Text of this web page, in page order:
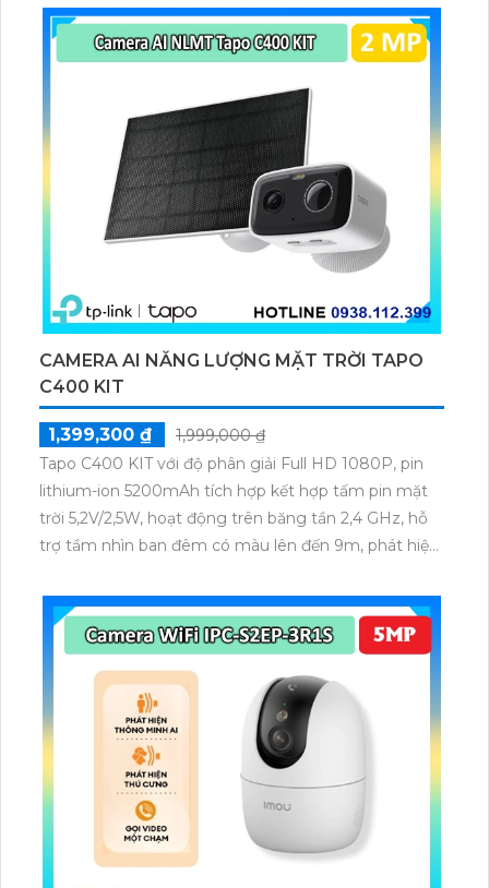
thú cưng, phương tiện, lưu trữ thẻ microSD tối đa 512
GB.
CAMERA AI NĂNG LƯỢNG MẶT TRỜI TAPO
C400 KIT
1,399,300 ₫
1,999,000 ₫
Tapo C400 KIT với độ phân giải Full HD 1080P, pin
lithium-ion 5200mAh tích hợp kết hợp tấm pin mặt
trời 5,2V/2,5W, hoạt động trên băng tần 2,4 GHz, hỗ
trợ tầm nhìn ban đêm có màu lên đến 9m, phát hiện
dữ liệu qua thẻ microSD lên đến 512GB.